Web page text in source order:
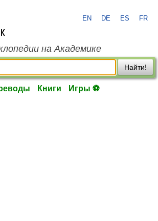
EN DE ES FR
на Академике
Найти!
Книги Игры ⚽